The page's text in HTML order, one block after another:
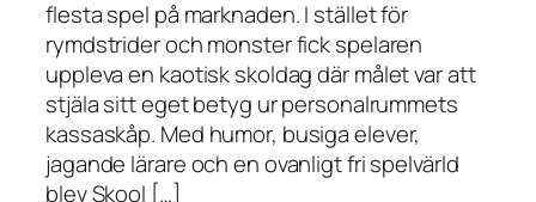
flesta spel på marknaden. I stället för
rymdstrider och monster fick spelaren
uppleva en kaotisk skoldag där målet var att
stjäla sitt eget betyg ur personalrummets
kassaskåp. Med humor, busiga elever,
jagande lärare och en ovanligt fri spelvärld
blev Skool […]